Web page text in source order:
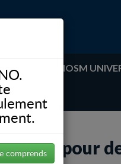
comprends
ABOUT NOSM
pour